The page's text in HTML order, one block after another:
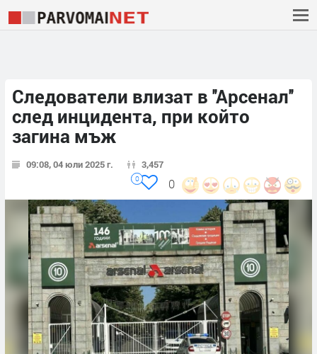
Следователи влизат в ''Арсенал''
след инцидента, при който
загина мъж
09:08, 04 юли 2025 г. 3,457
0
0